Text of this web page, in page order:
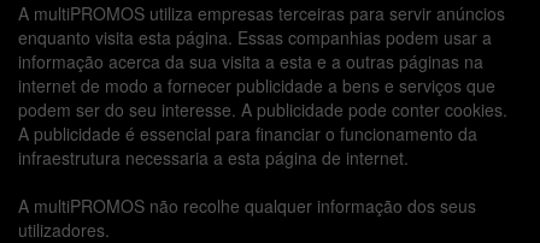
A multiPROMOS utiliza empresas terceiras para servir anúncios
enquanto visita esta página. Essas companhias podem usar a
informação acerca da sua visita a esta e a outras páginas na
internet de modo a fornecer publicidade a bens e serviços que
podem ser do seu interesse. A publicidade pode conter cookies.
A publicidade é essencial para financiar o funcionamento da
infraestrutura necessaria a esta página de internet.
A multiPROMOS não recolhe qualquer informação dos seus
utilizadores.